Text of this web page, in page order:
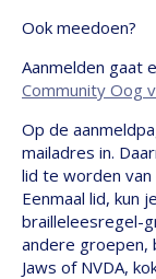
Ook meedoen?
Aanmelden gaat
Community Oog
Op de
mailadres in.
lid te worden van
Eenmaal lid, kun
brailleleesregel-
andere groepen,
Jaws of NVDA,